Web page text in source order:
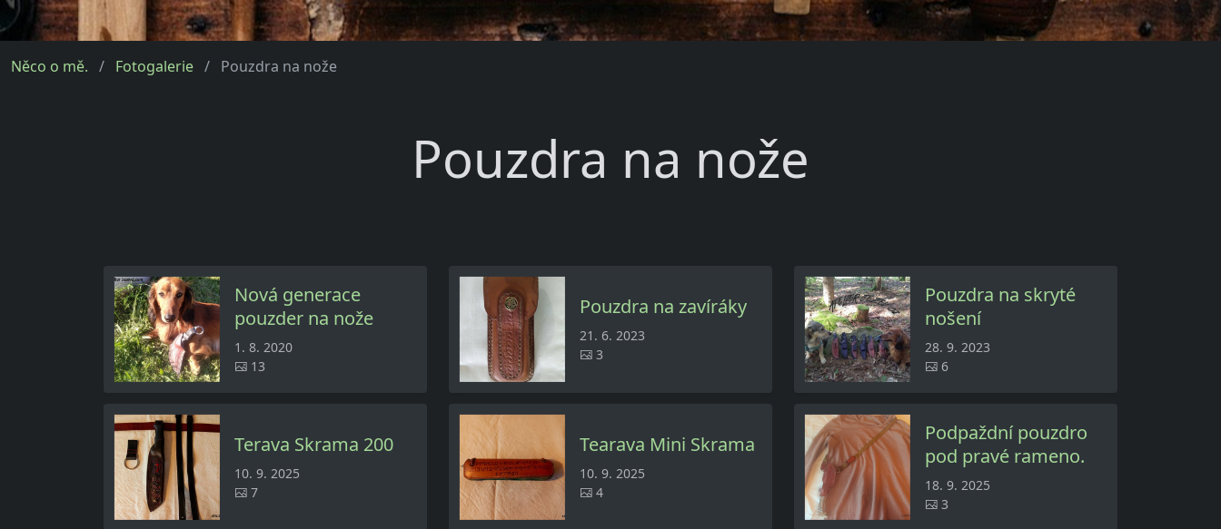
Něco o mě. Fotogalerie Pouzdra na nože
Pouzdra na nože
Nová generace
pouzder na nože
1. 8. 2020
13
Pouzdra na zavíráky
21. 6. 2023
3
Pouzdra na skryté
nošení
28. 9. 2023
6
Terava Skrama 200
10. 9. 2025
7
Tearava Mini Skrama
10. 9. 2025
4
Podpaždní pouzdro
pod pravé rameno.
18. 9. 2025
3